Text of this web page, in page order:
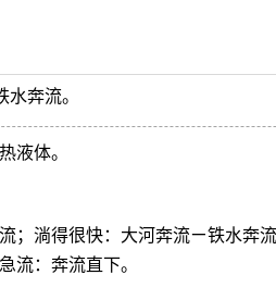
奔流。
液体。
；淌得很快：大河奔流ㄧ铁水奔
流：奔流直下。